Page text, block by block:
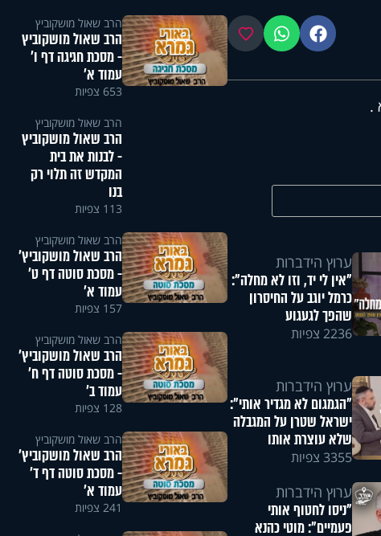
פייסבוקווטסאפ מועדפים
.
ערוץ הידברות
"אין לי יד, וזו לא מחלה":
כרמל יוגב על החיסרון
שהפך לגעגוע
2236 צפיות
ערוץ הידברות
"הגמגום לא מגדיר אותי":
ישראל שטרן על המגבלה
שלא עוצרת אותו
3355 צפיות
ערוץ הידברות
"ניסו לחטוף אותי
פעמיים": מוטי כהנא
הרב שאול מושקוביץ
הרב שאול מושקוביץ
- מסכת חגיגה דף ו'
עמוד א'
653 צפיות
הרב שאול מושקוביץ
הרב שאול מושקוביץ
- לבנות את בית
המקדש זה תלוי רק
בנו
113 צפיות
הרב שאול מושקוביץ
הרב שאול מושקוביץ'
- מסכת סוטה דף ט'
עמוד א'
157 צפיות
הרב שאול מושקוביץ
הרב שאול מושקוביץ'
- מסכת סוטה דף ח'
עמוד ב'
128 צפיות
הרב שאול מושקוביץ
הרב שאול מושקוביץ'
- מסכת סוטה דף ד'
עמוד א'
241 צפיות